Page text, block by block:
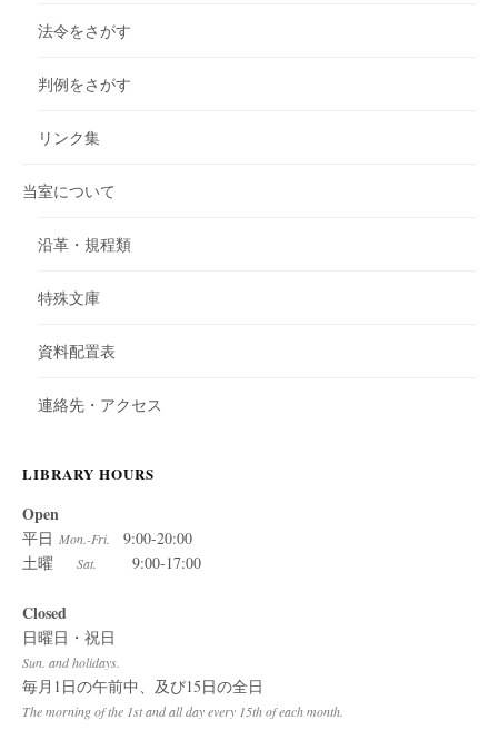
法令をさがす
判例をさがす
リンク集
当室について
沿革・規程類
特殊文庫
資料配置表
連絡先・アクセス
LIBRARY HOURS
Open
平日 Mon.-Fri. 9:00-20:00
土曜 Sat. 9:00-17:00
Closed
日曜日・祝日
Sun. and holidays.
毎月1日の午前中、及び15日の全日
The morning of the 1st and all day every 15th of each month.